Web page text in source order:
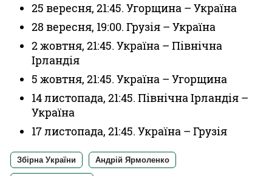
25 вересня, 21:45. Угорщина – Україна
28 вересня, 19:00. Грузія – Україна
2 жовтня, 21:45. Україна – Північна
Ірландія
5 жовтня, 21:45. Україна – Угорщина
14 листопада, 21:45. Північна Ірландія –
Україна
17 листопада, 21:45. Україна – Грузія
Збірна України Андрій Ярмоленко